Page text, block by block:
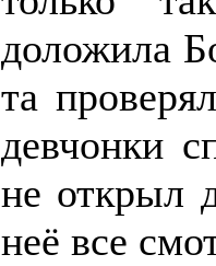
доложила
та
девчонки
не открыл
неё все